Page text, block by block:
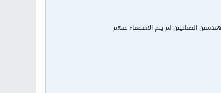
الصناعيين لم يتم الاستغناء عنهم